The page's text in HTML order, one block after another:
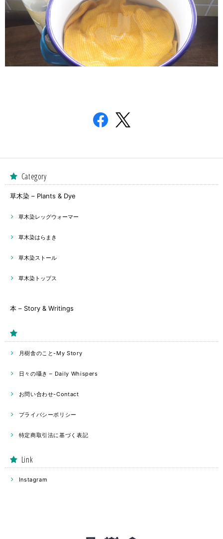
Category
草木染 – Plants & Dye
草木染レッグウォーマー
草木染はらまき
草木染ストール
草木染トップス
本 – Story & Writings
月樹舎のこと-My Story
日々の囁き – Daily Whispers
お問い合わせ-Contact
プライバシーポリシー
特定商取引法に基づく表記
Link
Instagram